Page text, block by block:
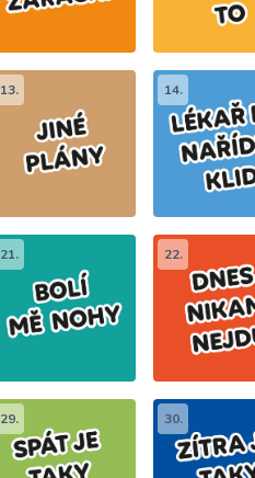
13. 14.
21. 22.
29. 30.